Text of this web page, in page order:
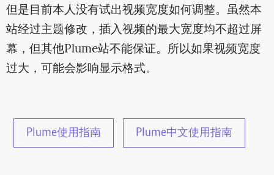
但是目前本人没有试出视频宽度如何调整。虽然本
站经过主题修改，插入视频的最大宽度均不超过屏
幕，但其他Plume站不能保证。所以如果视频宽度
过大，可能会影响显示格式。
Plume使用指南 Plume中文使用指南